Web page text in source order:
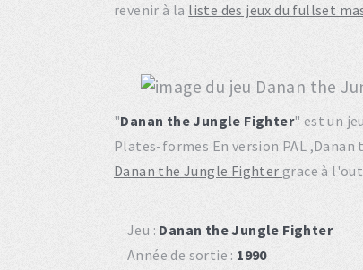
revenir à la liste des jeux du fullset
"Danan the Jungle Fighter" est un
Plates-formes En version PAL ,Danan
Danan the Jungle Fighter grace à
Jeu : Danan the Jungle Fighter
Année de sortie : 1990